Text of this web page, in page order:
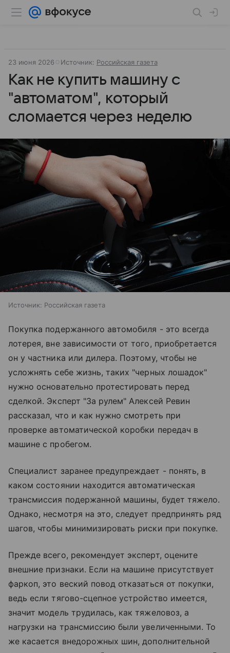
23 июня 2026 Источник: Российская газета
Как не купить машину с
"автоматом", который
сломается через неделю
Источник: Российская газета
Покупка подержанного автомобиля - это всегда
лотерея, вне зависимости от того, приобретается
он у частника или дилера. Поэтому, чтобы не
усложнять себе жизнь, таких "черных лошадок"
нужно основательно протестировать перед
сделкой. Эксперт "За рулем" Алексей Ревин
рассказал, что и как нужно смотреть при
проверке автоматической коробки передач в
машине с пробегом.
Специалист заранее предупреждает - понять, в
каком состоянии находится автоматическая
трансмиссия подержанной машины, будет тяжело.
Однако, несмотря на это, следует предпринять ряд
шагов, чтобы минимизировать риски при покупке.
Прежде всего, рекомендует эксперт, оцените
внешние признаки. Если на машине присутствует
фаркоп, это веский повод отказаться от покупки,
ведь если тягово-сцепное устройство имеется,
значит модель трудилась, как тяжеловоз, а
нагрузки на трансмиссию были увеличенными. То
же касается внедорожных шин, дополнительной